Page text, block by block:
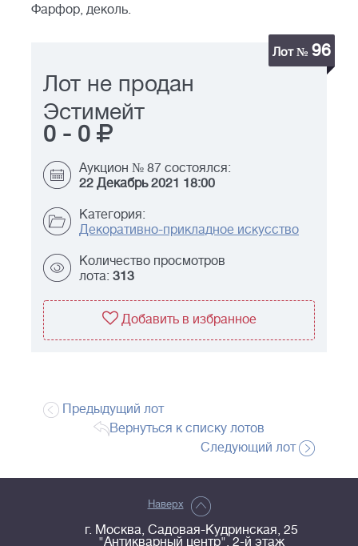
Фарфор, деколь.
Лот № 96
Лот не продан
Эстимейт
0 - 0
Аукцион № 87 состоялся:
22 Декабрь 2021 18:00
Категория:
Декоративно-прикладное искусство
Количество просмотров
лота: 313
Добавить в избранное
Предыдущий лот
Вернуться к списку лотов
Следующий лот
Наверх
г. Москва, Садовая-Кудринская, 25
"Антикварный центр", 2-й этаж